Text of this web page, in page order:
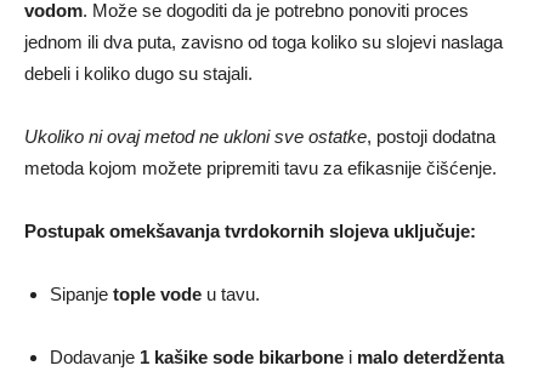
vodom. Može se dogoditi da je potrebno ponoviti proces
jednom ili dva puta, zavisno od toga koliko su slojevi naslaga
debeli i koliko dugo su stajali.
Ukoliko ni ovaj metod ne ukloni sve ostatke, postoji dodatna
metoda kojom možete pripremiti tavu za efikasnije čišćenje.
Postupak omekšavanja tvrdokornih slojeva uključuje:
Sipanje tople vode u tavu.
Dodavanje 1 kašike sode bikarbone i malo deterdženta